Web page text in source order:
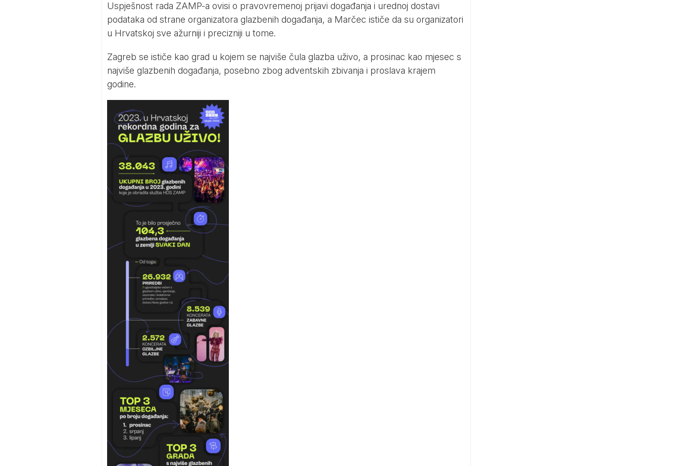
Uspješnost rada ZAMP-a ovisi o pravovremenoj prijavi događanja i urednoj dostavi
podataka od strane organizatora glazbenih događanja, a Marčec ističe da su organizatori
u Hrvatskoj sve ažurniji i precizniji u tome.
Zagreb se ističe kao grad u kojem se najviše čula glazba uživo, a prosinac kao mjesec s
najviše glazbenih događanja, posebno zbog adventskih zbivanja i proslava krajem
godine.